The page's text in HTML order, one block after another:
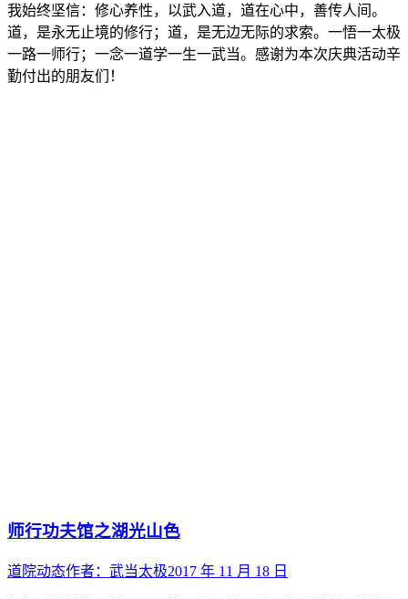
我始终坚信：修心养性，以武入道，道在心中，善传人间。
道，是永无止境的修行；道，是无边无际的求索。一悟一太极
一路一师行；一念一道学一生一武当。感谢为本次庆典活动辛
勤付出的朋友们！
师行功夫馆之湖光山色
道院动态作者： 武当太极2017 年 11 月 18 日